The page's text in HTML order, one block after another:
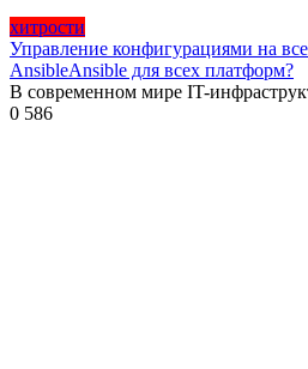
хитрости
Управление конфигурациями на
AnsibleAnsible для всех платформ?
В современном мире IT-
0 586